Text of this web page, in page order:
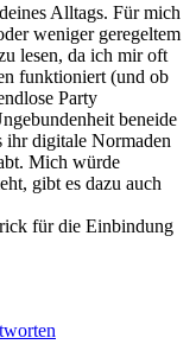
Alltags. Für mich
weniger geregeltem
lesen, da ich mir oft
funktioniert (und ob
Party
beneide
ihr digitale Normaden
Mich würde
gibt es dazu auch
für die Einbindung